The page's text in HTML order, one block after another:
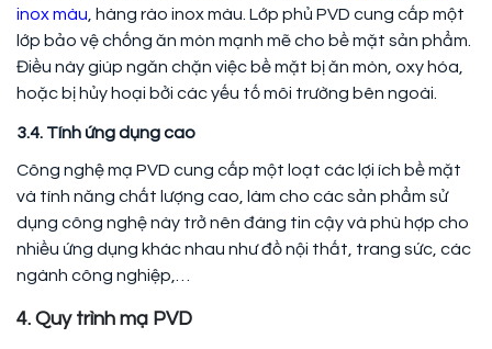
inox màu , hàng rào inox màu. Lớp phủ PVD cung cấp một
lớp bảo vệ chống ăn mòn mạnh mẽ cho bề mặt sản phẩm.
Điều này giúp ngăn chặn việc bề mặt bị ăn mòn, oxy hóa,
hoặc bị hủy hoại bởi các yếu tố môi trường bên ngoài.
3.4. Tính ứng dụng cao
Công nghệ mạ PVD cung cấp một loạt các lợi ích bề mặt
và tính năng chất lượng cao, làm cho các sản phẩm sử
dụng công nghệ này trở nên đáng tin cậy và phù hợp cho
nhiều ứng dụng khác nhau như đồ nội thất, trang sức, các
ngành công nghiệp,…
4. Quy trình mạ PVD